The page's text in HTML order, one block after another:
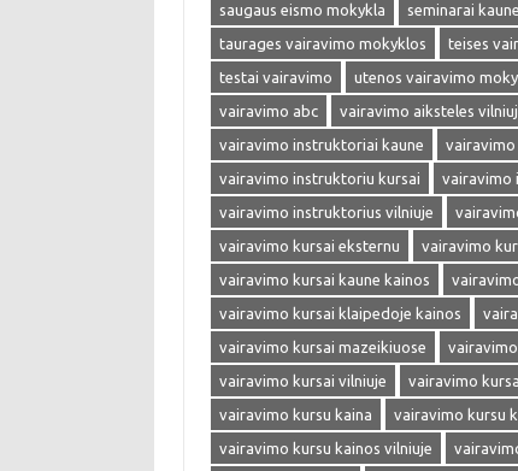
saugaus eismo mokykla
seminarai kaune
taurages vairavimo mokyklos
teises
testai vairavimo
utenos vairavimo
vairavimo abc
vairavimo aiksteles
vairavimo instruktoriai kaune
vairavimo instruktoriu kursai
vairavimo
vairavimo instruktorius vilniuje
vairavimo kursai eksternu
vairavimo
vairavimo kursai kaune kainos
vairavimo kursai klaipedoje kainos
vairavimo kursai mazeikiuose
vairavimo kursai vilniuje
vairavimo
vairavimo kursu kaina
vairavimo kursu
vairavimo kursu kainos vilniuje